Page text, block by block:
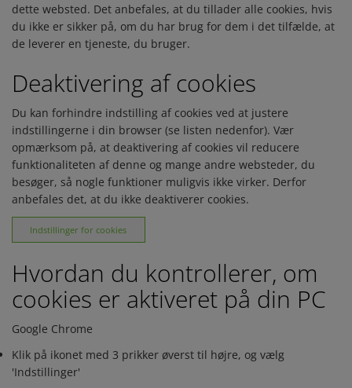
dette websted. Det anbefales, at du tillader alle cookies, hvis
du ikke er sikker på, om du har brug for dem i det tilfælde, at
de leverer en tjeneste, du bruger.
Deaktivering af cookies
Du kan forhindre indstilling af cookies ved at justere
indstillingerne i din browser (se listen nedenfor). Vær
opmærksom på, at deaktivering af cookies vil reducere
funktionaliteten af denne og mange andre websteder, du
besøger, så nogle funktioner muligvis ikke virker. Derfor
anbefales det, at du ikke deaktiverer cookies.
Indstillinger for cookies
Hvordan du kontrollerer, om
cookies er aktiveret på din PC
Google Chrome
Klik på ikonet med 3 prikker øverst til højre, og vælg
'Indstillinger'